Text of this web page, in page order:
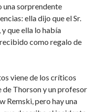
una sorprendente
ella dijo que el Sr.
que ella lo había
como regalo de
viene de los críticos
de Thorson y un profesor
Remski, pero hay una